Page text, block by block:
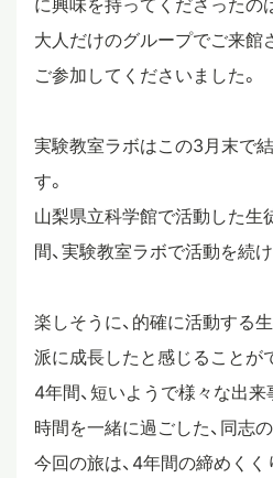
に興味を持ってくださったの
大人だけのグループでご来館
ご参加してくださいました。
実験教室ラボはこの3月末で
す。
山梨県立科学館で活動した生
間、実験教室ラボで活動を続
楽しそうに、的確に活動する
派に成長したと感じることが
4年間、短いようで様々な出
時間を一緒に過ごした、同志
今回の旅は、4年間の締めく